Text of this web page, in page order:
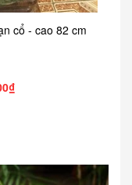
cổ - cao 82 cm